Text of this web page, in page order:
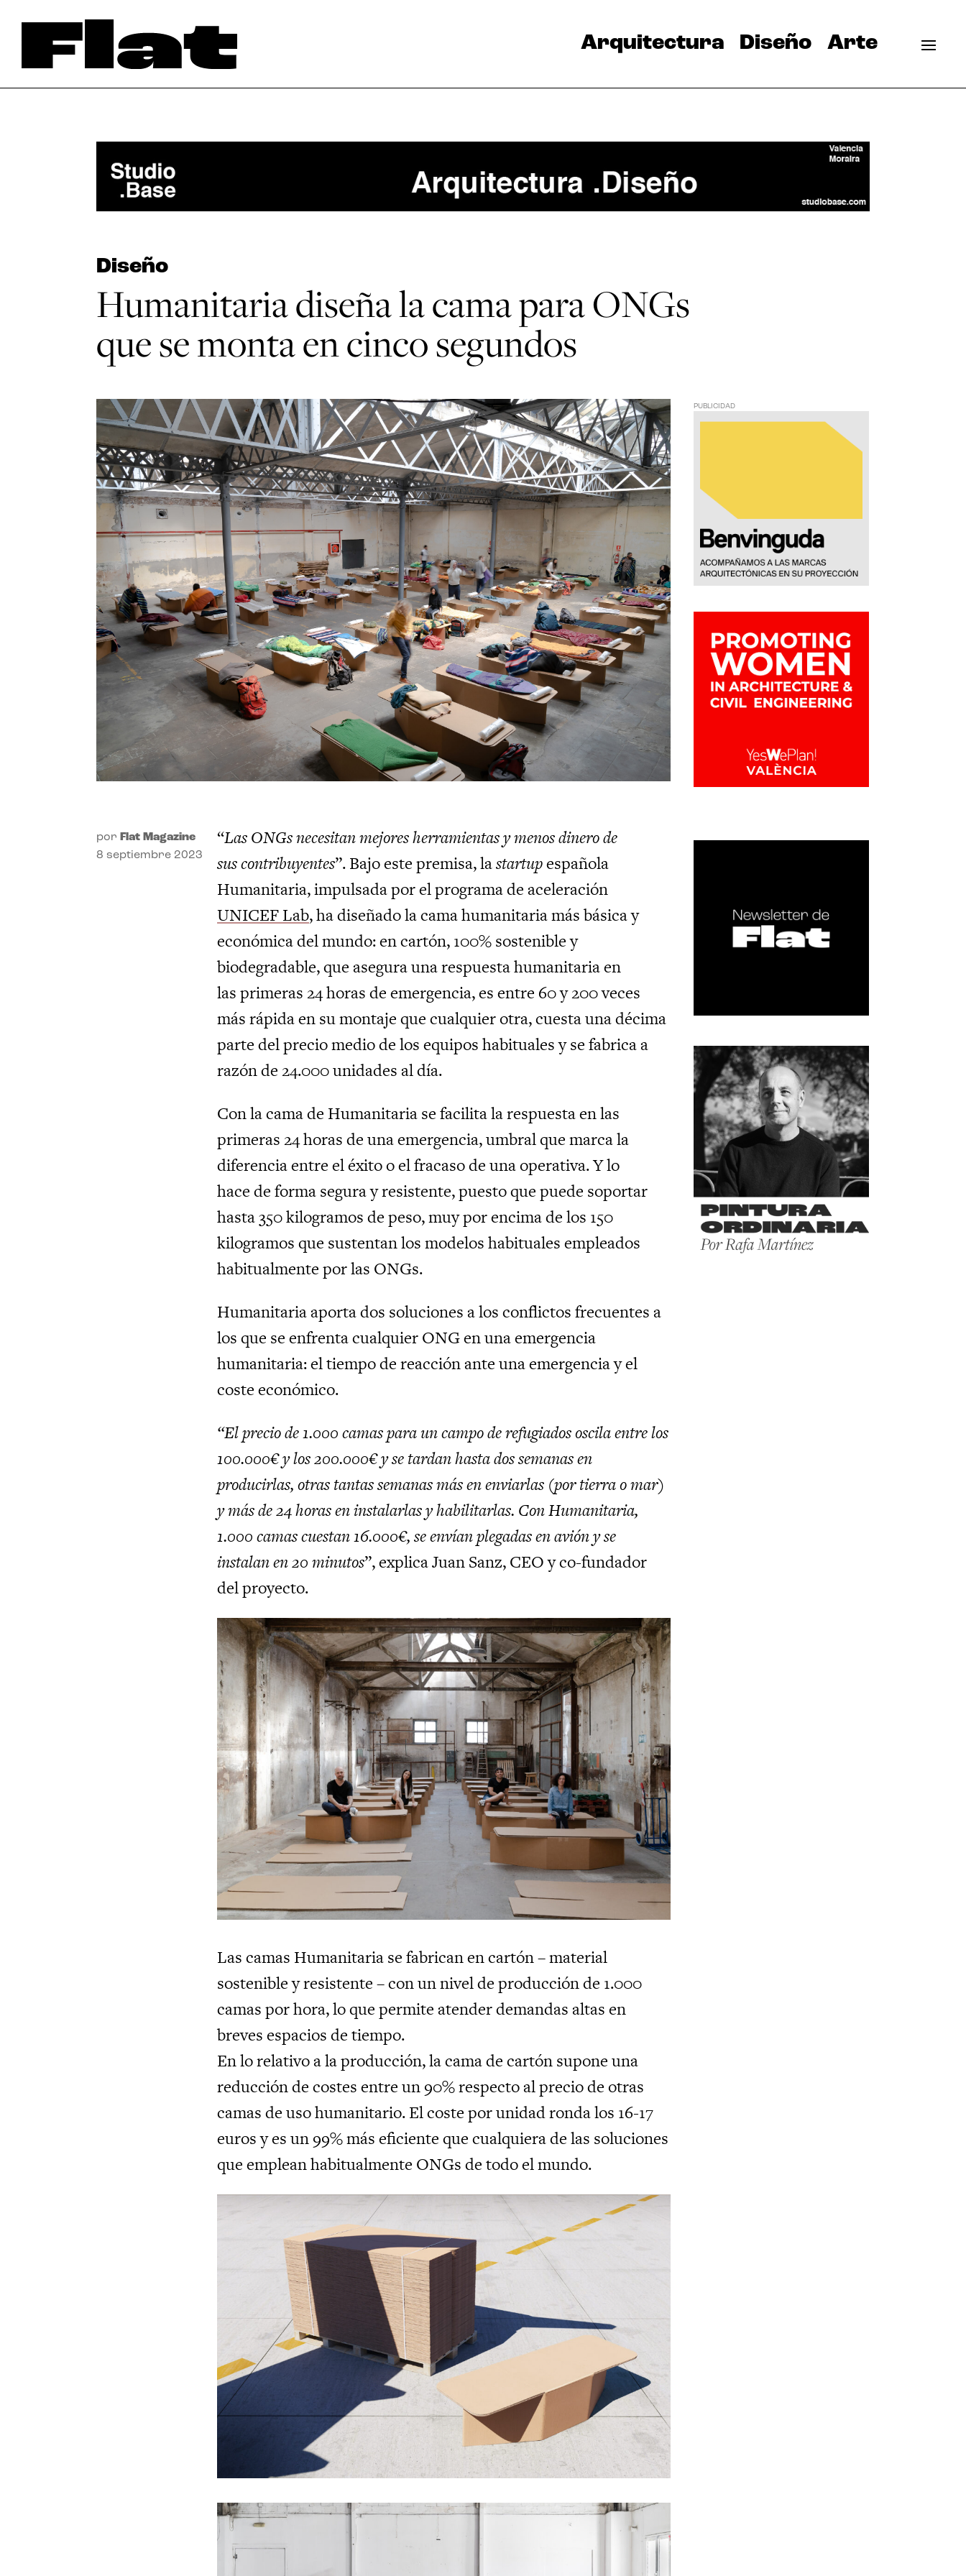
Arquitectura Diseño Arte
Diseño
Humanitaria diseña la cama para ONGs
que se monta en cinco segundos
por Flat Magazine
8 septiembre 2023
“Las ONGs necesitan mejores herramientas y menos dinero de
sus contribuyentes”. Bajo este premisa, lastartupespañola
Humanitaria, impulsada por el programa de aceleración
UNICEF Lab, ha diseñado la cama humanitaria más básica y
económica del mundo: en cartón, 100% sostenible y
biodegradable, que asegura una respuesta humanitaria en
las primeras 24 horas de emergencia, es entre 60 y 200 veces
más rápida en su montaje que cualquier otra, cuesta una décima
parte del precio medio de los equipos habituales y se fabrica a
razón de 24.000 unidades al día.
Con la cama de Humanitaria se facilita la respuesta en las
primeras 24 horas de una emergencia, umbral que marca la
diferencia entre el éxito o el fracaso de una operativa. Y lo
hace de forma segura y resistente, puesto que puede soportar
hasta 350 kilogramos de peso, muy por encima de los 150
kilogramos que sustentan los modelos habituales empleados
habitualmente por las ONGs.
Humanitaria aporta dos soluciones a los conflictos frecuentes a
los que se enfrenta cualquier ONG en una emergencia
humanitaria: el tiempo de reacción ante una emergencia y el
coste económico.
“El precio de 1.000 camas para un campo de refugiados oscila entre los
100.000€ y los 200.000€ y se tardan hasta dos semanas en
producirlas, otras tantas semanas más en enviarlas (por tierra o mar)
y más de 24 horas en instalarlas y habilitarlas. Con Humanitaria,
1.000 camas cuestan 16.000€, se envían plegadas en avión y se
instalan en 20 minutos”, explica Juan Sanz, CEO y co-fundador
del proyecto.
Las camas Humanitaria se fabrican en cartón – material
sostenible y resistente – con un nivel de producción de 1.000
camas por hora, lo que permite atender demandas altas en
breves espacios de tiempo.
En lo relativo a la producción, la cama de cartón supone una
reducción de costes entre un 90% respecto al precio de otras
camas de uso humanitario. El coste por unidad ronda los 16-17
euros y es un 99% más eficiente que cualquiera de las soluciones
que emplean habitualmente ONGs de todo el mundo.
PUBLICIDAD